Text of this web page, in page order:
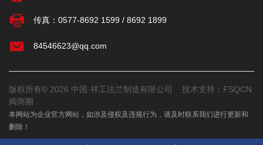
传真： 0577-8692 1599 / 8692 1899
84546623@qq.com
版权所有© 2026 中国·祥工法兰制造有限公司 技术支持： FSQCN
阀商圈
本网站为企业官方网站，如涉及侵权及违规行为，请及时联系我们进行更新和
删除！